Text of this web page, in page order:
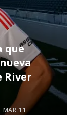
que
River
MAR 11